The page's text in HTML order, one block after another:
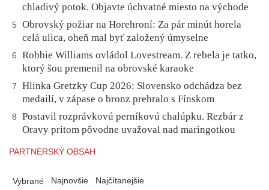
chladivý potok. Objavte úchvatné miesto na východe
5
Obrovský požiar na Horehroní: Za pár minút horela
celá ulica, oheň mal byť založený úmyselne
6
Robbie Williams ovládol Lovestream. Z rebela je tatko,
ktorý šou premenil na obrovské karaoke
7
Hlinka Gretzky Cup 2026: Slovensko odchádza bez
medailí, v zápase o bronz prehralo s Fínskom
8
Postavil rozprávkovú perníkovú chalúpku. Rezbár z
Oravy pritom pôvodne uvažoval nad maringotkou
PARTNERSKÝ OBSAH
Vybrané Najnovšie Najčítanejšie